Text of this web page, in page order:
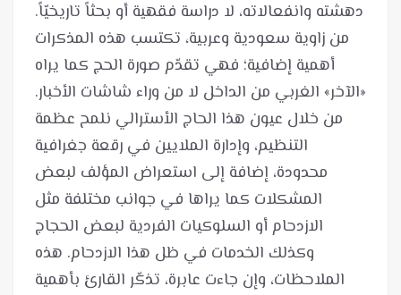
من زاوية سعودية وعربية، تكتسب هذه المذكرات
أهمية إضافية؛ فهي تقدّم صورة الحج كما يراه
«الآخر» الغربي من الداخل لا من وراء شاشات الأخبار.
من خلال عيون هذا الحاج الأسترالي نلمح عظمة
التنظيم، وإدارة الملايين في رقعة جغرافية
محدودة، إضافة إلى استعراض المؤلف لبعض
المشكلات كما يراها في جوانب مختلفة مثل
الازدحام أو السلوكيات الفردية لبعض الحجاج
وكذلك الخدمات في ظل هذا الازدحام. هذه
الملاحظات، وإن جاءت عابرة، تذكّر القارئ بأهمية